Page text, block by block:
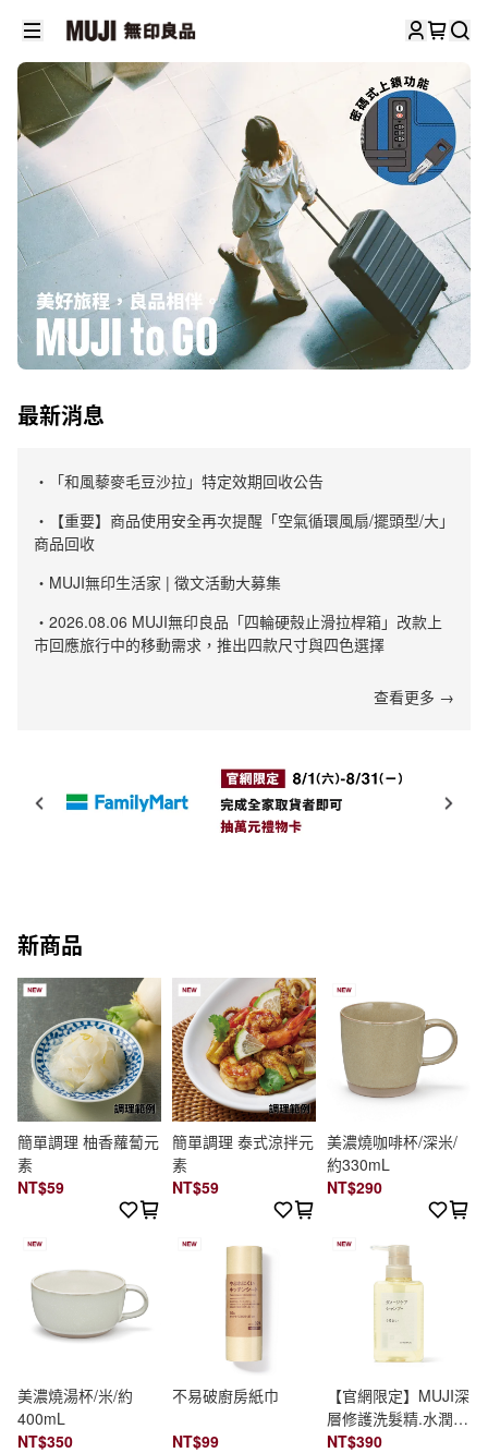
最新消息
・「和風藜麥毛豆沙拉」特定效期回收公告
・【重要】商品使用安全再次提醒「空氣循環風扇/擺頭型/大」
商品回收
・MUJI無印生活家 | 徵文活動大募集
・2026.08.06 MUJI無印良品「四輪硬殼止滑拉桿箱」改款上
市回應旅行中的移動需求，推出四款尺寸與四色選擇
查看更多 →
新商品
簡單調理 柚香蘿蔔元
素
NT$59
簡單調理 泰式涼拌元
素
NT$59
美濃燒咖啡杯/深米/
約330mL
NT$290
美濃燒湯杯/米/約
400mL
NT$350
不易破廚房紙巾
NT$99
【官網限定】MUJI深
層修護洗髮精.水潤保
濕/400ml
NT$390